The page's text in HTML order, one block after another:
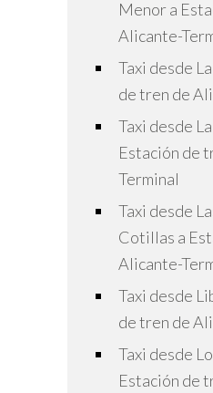
Menor a
Alicante-
Taxi desde
de tren de
Taxi desde
Estación de
Terminal
Taxi desde
Cotillas a
Alicante-
Taxi desde
de tren de
Taxi desde
Estación de